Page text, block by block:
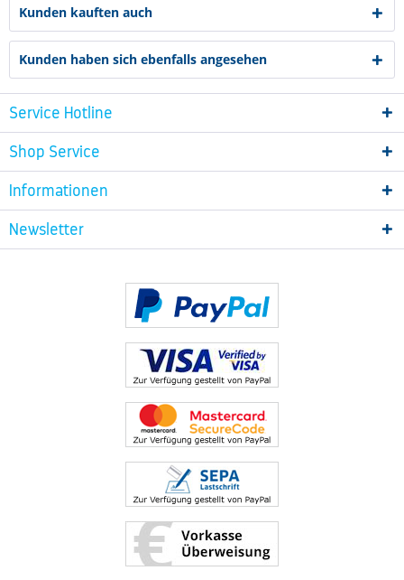
Kunden kauften auch
Kunden haben sich ebenfalls angesehen
Service Hotline
Shop Service
Informationen
Newsletter